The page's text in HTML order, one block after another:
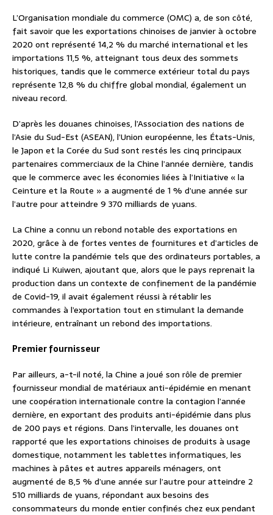
L’Organisation mondiale du commerce (OMC) a, de son côté,
fait savoir que les exportations chinoises de janvier à octobre
2020 ont représenté 14,2 % du marché international et les
importations 11,5 %, atteignant tous deux des sommets
historiques, tandis que le commerce extérieur total du pays
représente 12,8 % du chiffre global mondial, également un
niveau record.
D’après les douanes chinoises, l’Association des nations de
l’Asie du Sud-Est (ASEAN), l’Union européenne, les États-Unis,
le Japon et la Corée du Sud sont restés les cinq principaux
partenaires commerciaux de la Chine l’année dernière, tandis
que le commerce avec les économies liées à l’Initiative « la
Ceinture et la Route » a augmenté de 1 % d’une année sur
l’autre pour atteindre 9 370 milliards de yuans.
La Chine a connu un rebond notable des exportations en
2020, grâce à de fortes ventes de fournitures et d’articles de
lutte contre la pandémie tels que des ordinateurs portables, a
indiqué Li Kuiwen, ajoutant que, alors que le pays reprenait la
production dans un contexte de confinement de la pandémie
de Covid-19, il avait également réussi à rétablir les
commandes à l’exportation tout en stimulant la demande
intérieure, entraînant un rebond des importations.
Premier fournisseur
Par ailleurs, a-t-il noté, la Chine a joué son rôle de premier
fournisseur mondial de matériaux anti-épidémie en menant
une coopération internationale contre la contagion l’année
dernière, en exportant des produits anti-épidémie dans plus
de 200 pays et régions. Dans l’intervalle, les douanes ont
rapporté que les exportations chinoises de produits à usage
domestique, notamment les tablettes informatiques, les
machines à pâtes et autres appareils ménagers, ont
augmenté de 8,5 % d’une année sur l’autre pour atteindre 2
510 milliards de yuans, répondant aux besoins des
consommateurs du monde entier confinés chez eux pendant